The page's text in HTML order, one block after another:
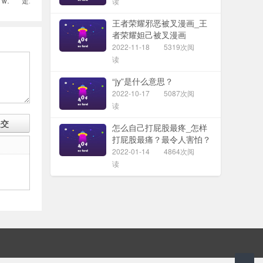
王者荣耀邪恶被叉漫画_王
者荣耀妲己被叉漫画
2022-11-18
5319次阅
读
“jy”是什么意思？
2022-10-17
5087次阅
读
怎么自己打屁股最疼_怎样
打屁股最痛？最令人害怕？
（求自虐）
2022-01-14
4864次阅
读